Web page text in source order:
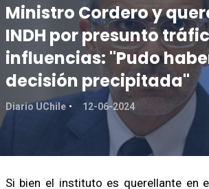
Ministro Cordero y
INDH por presunto
influencias: "Pudo
decisión precipitada"
Diario UChile 12-06-2024
Si bien el instituto es querellante en